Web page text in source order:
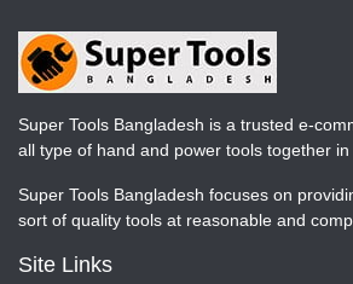
Super Tools Bangladesh is a trusted e-
all type of hand and power tools together in
Super Tools Bangladesh focuses on
sort of quality tools at reasonable and
Site Links